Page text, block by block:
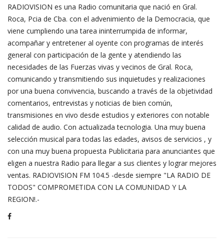
RADIOVISION es una Radio comunitaria que nació en Gral.
Roca, Pcia de Cba. con el advenimiento de la Democracia, que
viene cumpliendo una tarea ininterrumpida de informar,
acompañar y entretener al oyente con programas de interés
general con participación de la gente y atendiendo las
necesidades de las Fuerzas vivas y vecinos de Gral. Roca,
comunicando y transmitiendo sus inquietudes y realizaciones
por una buena convivencia, buscando a través de la objetividad
comentarios, entrevistas y noticias de bien común,
transmisiones en vivo desde estudios y exteriores con notable
calidad de audio. Con actualizada tecnologia. Una muy buena
selección musical para todas las edades, avisos de servicios , y
con una muy buena propuesta Publicitaria para anunciantes que
eligen a nuestra Radio para llegar a sus clientes y lograr mejores
ventas. RADIOVISION FM 104.5 -desde siempre "LA RADIO DE
TODOS" COMPROMETIDA CON LA COMUNIDAD Y LA
REGION!.-